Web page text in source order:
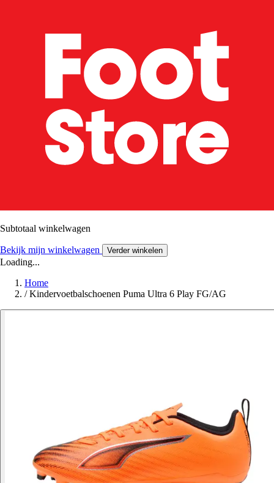
Subtotaal winkelwagen
Bekijk mijn winkelwagen Verder winkelen
Loading...
Home
/ Kindervoetbalschoenen Puma Ultra 6 Play FG/AG